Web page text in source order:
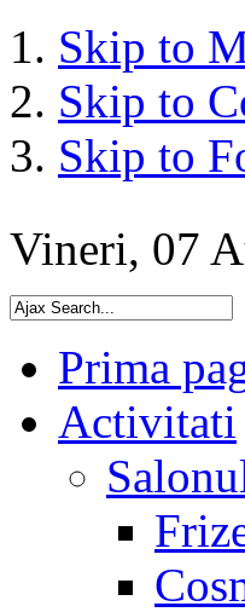
Skip to
Skip to
Skip to
Vineri, 07
Prima
Activitati